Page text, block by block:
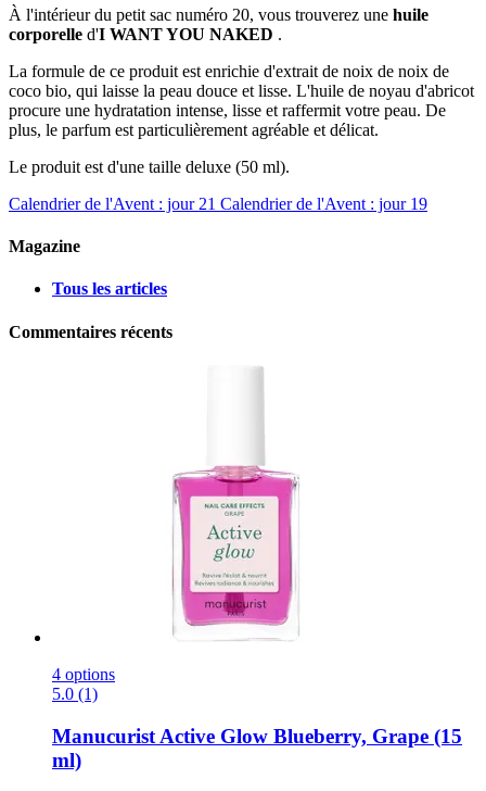
À l'intérieur du petit sac numéro 20, vous trouverez une huile
corporelle d'I WANT YOU NAKED .
La formule de ce produit est enrichie d'extrait de noix de noix de
coco bio, qui laisse la peau douce et lisse. L'huile de noyau d'abricot
procure une hydratation intense, lisse et raffermit votre peau. De
plus, le parfum est particulièrement agréable et délicat.
Le produit est d'une taille deluxe (50 ml).
Calendrier de l'Avent : jour 21 Calendrier de l'Avent : jour 19
Magazine
Tous les articles
Commentaires récents
4 options
5.0 (1)
Manucurist Active Glow Blueberry, Grape (15
ml)